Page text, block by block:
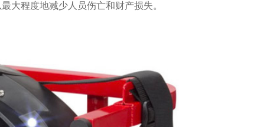
大程度地减少人员伤亡和财产损失。